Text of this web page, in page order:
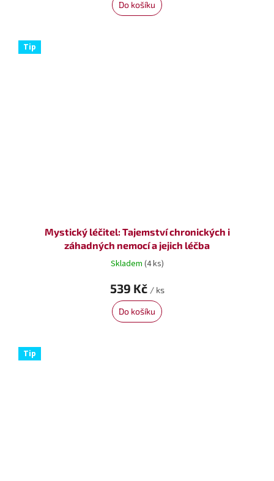
Do košíku
Tip
Mystický léčitel: Tajemství chronických i
záhadných nemocí a jejich léčba
Skladem (4 ks)
539 Kč / ks
Do košíku
Tip